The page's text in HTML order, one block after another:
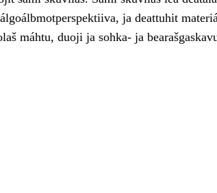
ja deattuhit
máhtu, duoji ja sohka- ja